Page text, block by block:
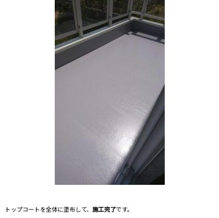
トップコートを全体に塗布して、 施工完了です。